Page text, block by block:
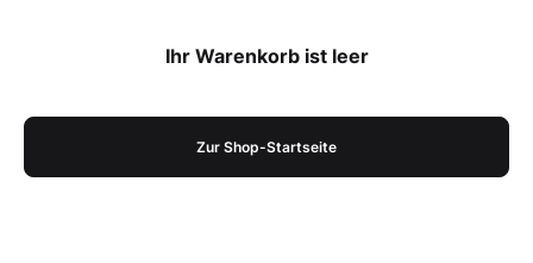
Ihr Warenkorb ist leer
Zur Shop-Startseite